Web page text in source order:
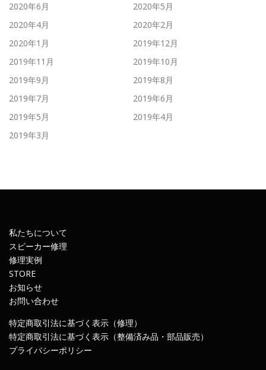
2020年6月
2020年5月
2020年4月
2020年2月
2020年1月
2019年12月
2019年11月
2019年10月
2019年9月
2019年8月
2019年7月
2019年6月
2019年5月
2019年4月
2019年3月
私たちについて
スピーカー修理
修理実例
STORE
お知らせ
お問い合わせ
特定商取引法に基づく表示（修理）
特定商取引法に基づく表示（整備済み品・部品販売）
プライバシーポリシー